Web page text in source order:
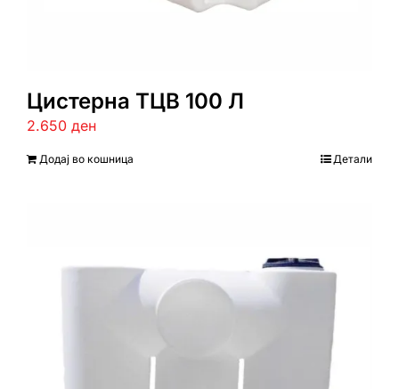
Цистерна ТЦВ 100 Л
2.650 ден
Додај во кошница Детали